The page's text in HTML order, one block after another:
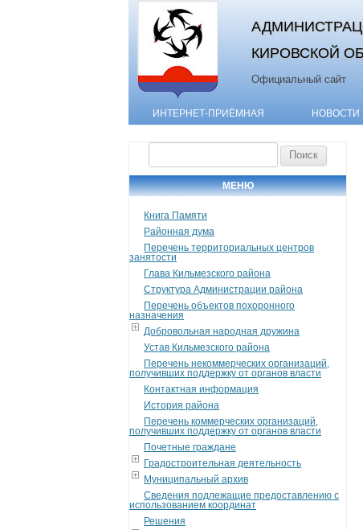
КИРОВСКОЙ
Официальный сайт
ИНТЕРНЕТ-ПРИЁМНАЯ НОВОСТИ
МЕНЮ
Книга Памяти
Районная дума
Перечень территориальных центров
занятости
Глава Кильмезского района
Структура Администрации района
Перечень объектов похоронного
назначения
Добровольная народная дружина
Устав Кильмезского района
Перечень некоммерческих организаций,
получивших поддержку от органов власти
Контактная информация
История района
Перечень коммерческих организаций,
получивших поддержку от органов власти
Почетные граждане
Градостроительная деятельность
Муниципальный архив
Сведения подлежащие предоставлению с
использованием координат
Решения